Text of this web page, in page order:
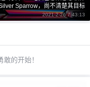
Sparrow，尚不清楚其目标
2021-2-26 7:43:13
的开始！